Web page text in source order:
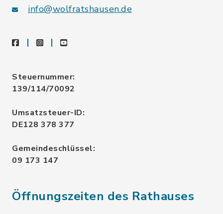
info@wolfratshausen.de
facebookinstagramyoutube
Steuernummer:
139/114/70092
Umsatzsteuer-ID:
DE128 378 377
Gemeindeschlüssel:
09 173 147
Öffnungszeiten des Rathauses